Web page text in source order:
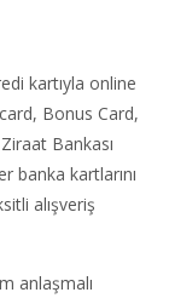
kartıyla online
Bonus Card,
Bankası
banka kartlarını
alışveriş
anlaşmalı